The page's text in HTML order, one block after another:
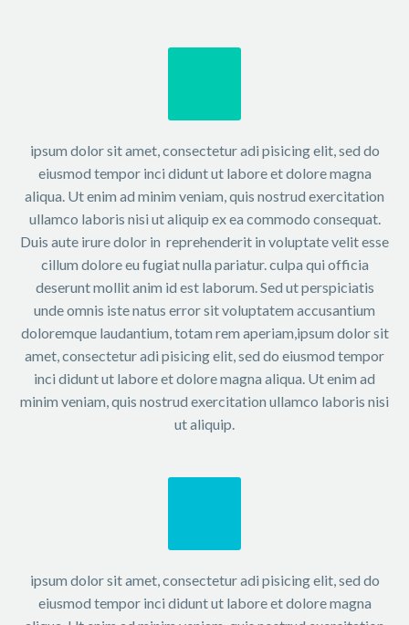
ipsum dolor sit amet, consectetur adi pisicing elit, sed do
eiusmod tempor inci didunt ut labore et dolore magna
aliqua. Ut enim ad minim veniam, quis nostrud exercitation
ullamco laboris nisi ut aliquip ex ea commodo consequat.
Duis aute irure dolor in reprehenderit in voluptate velit esse
cillum dolore eu fugiat nulla pariatur. culpa qui officia
deserunt mollit anim id est laborum. Sed ut perspiciatis
unde omnis iste natus error sit voluptatem accusantium
doloremque laudantium, totam rem aperiam,ipsum dolor sit
amet, consectetur adi pisicing elit, sed do eiusmod tempor
inci didunt ut labore et dolore magna aliqua. Ut enim ad
minim veniam, quis nostrud exercitation ullamco laboris nisi
ut aliquip.
ipsum dolor sit amet, consectetur adi pisicing elit, sed do
eiusmod tempor inci didunt ut labore et dolore magna